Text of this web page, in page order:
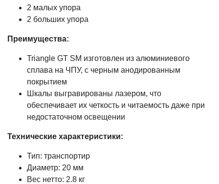
2 малых упора
2 больших упора
Преимущества:
Triangle GT SM изготовлен из алюминиевого
сплава на ЧПУ, с черным анодированным
покрытием
Шкалы выгравированы лазером, что
обеспечивает их четкость и читаемость даже при
недостаточном освещении
Технические характеристики:
Тип: транспортир
Диаметр: 20 мм
Вес нетто: 2.8 кг